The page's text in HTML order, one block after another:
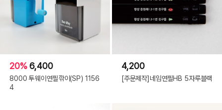
20% 6,400
8000 투웨이연필깎이(SP) 1156
4
4,200
[주문제작]네임연필HB 5자루블랙